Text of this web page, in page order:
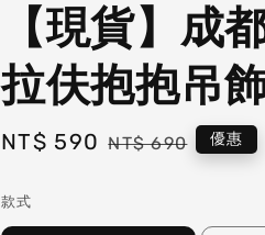
【現貨】成
拉伕抱抱吊
Sale
NT$ 590 Regular
NT$ 690 優惠
款式